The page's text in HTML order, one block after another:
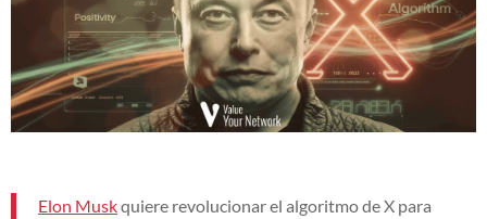
Elon Muskquiere revolucionar el algoritmo de X para